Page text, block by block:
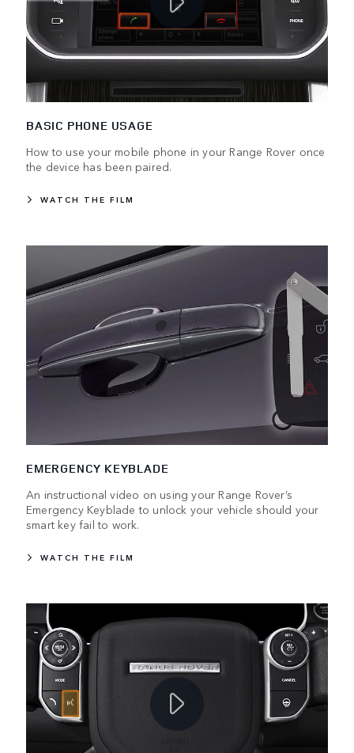
BASIC PHONE USAGE
How to use your mobile phone in your Range Rover once
the device has been paired.
WATCH THE FILM
EMERGENCY KEYBLADE
An instructional video on using your Range Rover’s
Emergency Keyblade to unlock your vehicle should your
smart key fail to work.
WATCH THE FILM